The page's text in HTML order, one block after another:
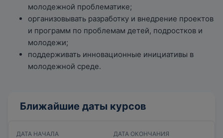
молодежной проблематике;
организовывать разработку и внедрение проектов
и программ по проблемам детей, подростков и
молодежи;
поддерживать инновационные инициативы в
молодежной среде.
Ближайшие даты курсов
ДАТА НАЧАЛА ДАТА ОКОНЧАНИЯ